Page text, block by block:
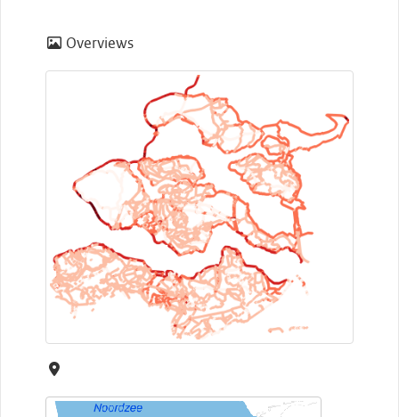
Overviews